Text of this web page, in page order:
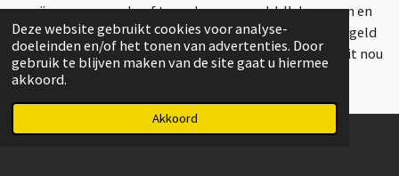
Deze website gebruikt cookies voor analyse-
doeleinden en/of het tonen van advertenties. Door
gebruik te blijven maken van de site gaat u hiermee
akkoord.
Akkoord
mij geen zorgen hoef te maken over geld. Ik kan gaan en
staan waar ik wil en het enigste wat ik nodig heb om geld
kunnen te verdienen is een laptop met wifi. Wie wilt dit nou